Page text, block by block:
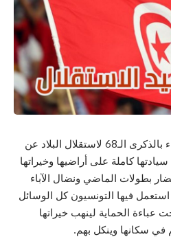
يحتفل التونسيون اليوم الأربعاء بالذكرى الـ68 لاستقلال البلاد عن
كاملة على أراضيها وخيراتها
بطولات الماضي ونضال الآباء
فيها التونسيون كل الوسائل
عباءة الحماية لينهب خيراتها
في سكانها وينكل بهم.